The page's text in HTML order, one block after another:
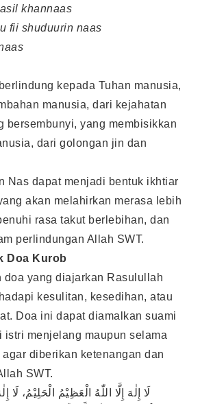
khannaas
fii shuduurin naas
kepada Tuhan manusia,
manusia, dari kejahatan
bersembunyi, yang membisikkan
dari golongan jin dan
Nas dapat menjadi bentuk ikhtiar
akan melahirkan merasa lebih
rasa takut berlebihan, dan
perlindungan Allah SWT.
Doa Kurob
doa yang diajarkan Rasulullah
kesulitan, kesedihan, atau
Doa ini dapat diamalkan suami
istri menjelang maupun selama
diberikan ketenangan dan
SWT.
لَا إِلٰهَ إِلَّا اللّٰهُ الْعَظِيْمُ الْحَلِيْمُ،